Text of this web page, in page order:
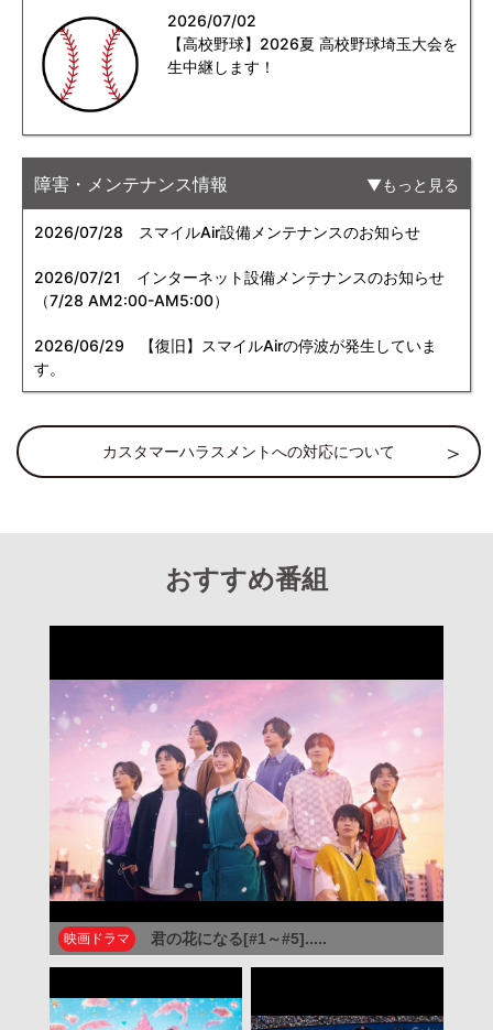
2026/07/02
【高校野球】2026夏 高校野球埼玉大会を
生中継します！
障害・メンテナンス情報 もっと見る
2026/07/28 スマイルAir設備メンテナンスのお知らせ
2026/07/21
インターネット設備メンテナンスのお知らせ
（7/28 AM2:00-AM5:00）
2026/06/29 【復旧】スマイルAirの停波が発生していま
す。
カスタマーハラスメントへの対応について
おすすめ番組